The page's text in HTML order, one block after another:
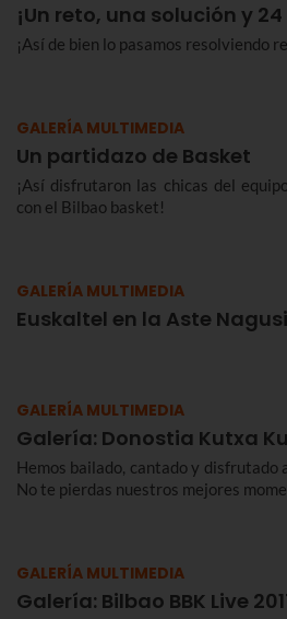
¡Un reto, una solución y
¡Así de bien lo pasamos resolviendo
GALERÍA MULTIMEDIA
Un partidazo de Basket
¡Así disfrutaron las chicas del
con el Bilbao basket!
GALERÍA MULTIMEDIA
Euskaltel en la Aste
GALERÍA MULTIMEDIA
Galería: Donostia Kutxa
Hemos bailado, cantado y disfrutado
No te pierdas nuestros mejores
GALERÍA MULTIMEDIA
Galería: Bilbao BBK Live